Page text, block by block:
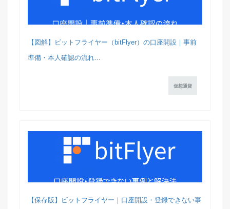
【図解】ビットフライヤー（bitFlyer）の口座開設｜事前
準備・本人確認の流れ...
仮想通貨
【保存版】ビットフライヤー｜口座開設・登録できない事